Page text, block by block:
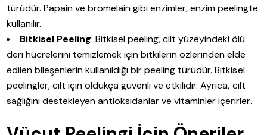
türüdür. Papain ve bromelain gibi enzimler, enzim peelingte
kullanılır.
Bitkisel Peeling: Bitkisel peeling, cilt yüzeyindeki ölü
deri hücrelerini temizlemek için bitkilerin özlerinden elde
edilen bileşenlerin kullanıldığı bir peeling türüdür. Bitkisel
peelingler, cilt için oldukça güvenli ve etkilidir. Ayrıca, cilt
sağlığını destekleyen antioksidanlar ve vitaminler içerirler.